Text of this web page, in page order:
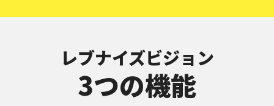
レブナイズビジョン
3つの機能